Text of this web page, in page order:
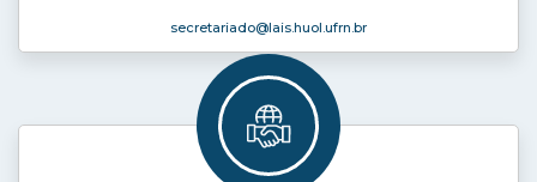
secretariado@lais.huol.ufrn.br